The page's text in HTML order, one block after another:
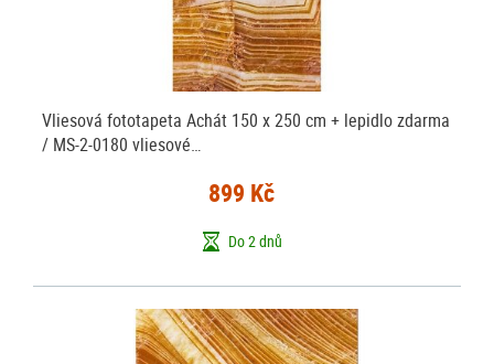
Vliesová fototapeta Achát 150 x 250 cm + lepidlo zdarma
/ MS-2-0180 vliesové…
899 Kč
Do 2 dnů